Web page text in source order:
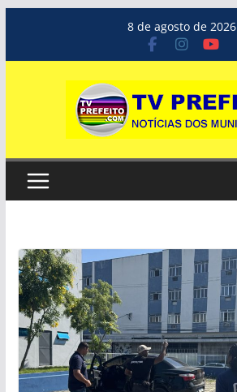
o
8 de agosto de 2026